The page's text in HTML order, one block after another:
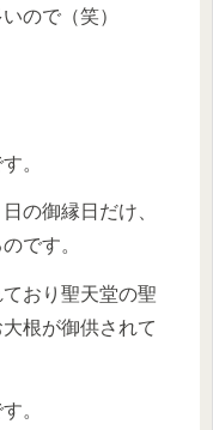
ので（笑）
。
の御縁日だけ、
です。
おり聖天堂の聖
根が御供されて
。